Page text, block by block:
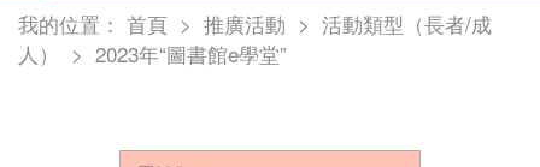
我的位置： 首頁 > 推廣活動 > 活動類型（長者/成
人）
> 2023年“圖書館e學堂”